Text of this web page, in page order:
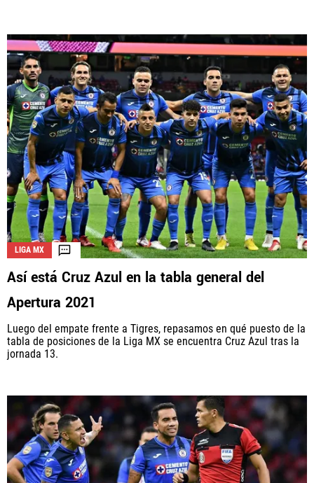
LIGA MX
Así está Cruz Azul en la tabla general del
Apertura 2021
Luego del empate frente a Tigres, repasamos en qué puesto de la
tabla de posiciones de la Liga MX se encuentra Cruz Azul tras la
jornada 13.